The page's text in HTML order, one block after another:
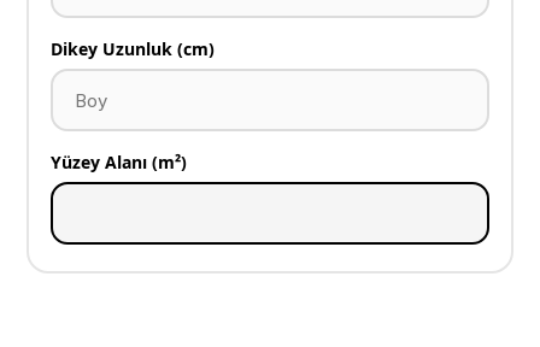
Dikey Uzunluk (cm)
Yüzey Alanı (m²)